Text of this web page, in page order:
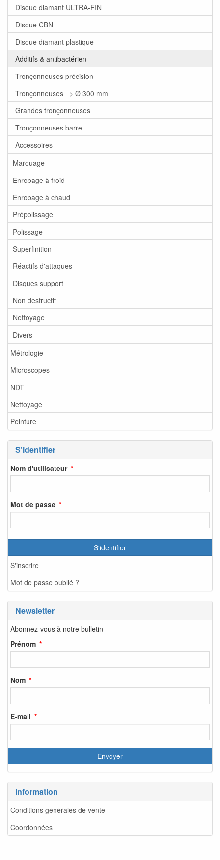
Disque diamant ULTRA-FIN
Disque CBN
Disque diamant plastique
Additifs & antibactérien
Tronçonneuses précision
Tronçonneuses => Ø 300 mm
Grandes tronçonneuses
Tronçonneuses barre
Accessoires
Marquage
Enrobage à froid
Enrobage à chaud
Prépolissage
Polissage
Superfinition
Réactifs d'attaques
Disques support
Non destructif
Nettoyage
Divers
Métrologie
Microscopes
NDT
Nettoyage
Peinture
S'identifier
Nom d'utilisateur
Mot de passe
S'identifier
S'inscrire
Mot de passe oublié ?
Newsletter
Abonnez-vous à notre bulletin
Prénom
Nom
E-mail
Information
Conditions générales de vente
Coordonnées